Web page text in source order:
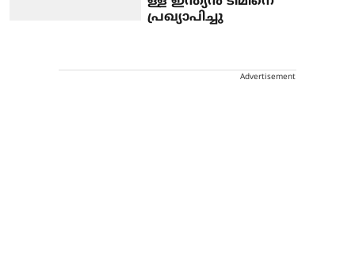
പ്രഖ്യാപിച്ചു
Advertisement